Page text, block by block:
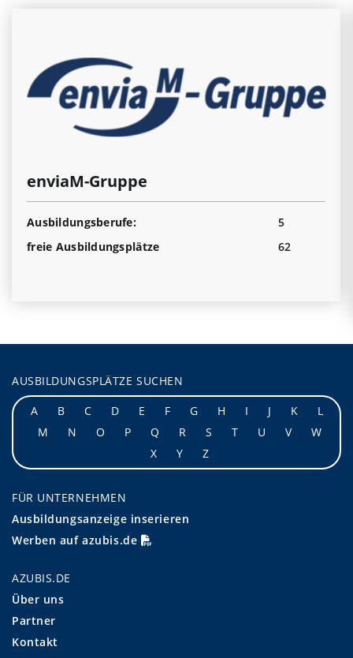
enviaM-Gruppe
Ausbildungsberufe:
5
freie Ausbildungsplätze
62
AUSBILDUNGSPLÄTZE SUCHEN
A
B C D E F G H I J K
L
M
N O P Q R S T U V
W
X
Y Z
FÜR UNTERNEHMEN
Ausbildungsanzeige inserieren
Werben auf azubis.de
AZUBIS.DE
Über uns
Partner
Kontakt